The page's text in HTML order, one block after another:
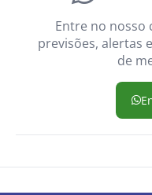
Entre no nosso
previsões, alertas
de